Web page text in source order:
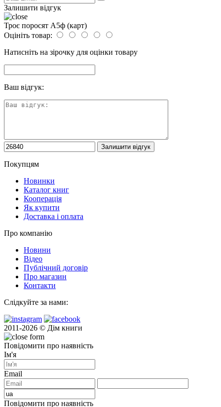
Залишити відгук
Троє поросят А5ф (карт)
Оцініть товар:
Натисніть на зірочку для оцінки товару
Ваш відгук:
Покупцям
Новинки
Каталог книг
Кооперація
Як купити
Доставка і оплата
Про компанію
Новини
Відео
Публічний договір
Про магазин
Контакти
Слідкуйте за нами:
2011-2026 © Дім книги
Повідомити про наявність
Ім'я
Email
Повідомити про наявність